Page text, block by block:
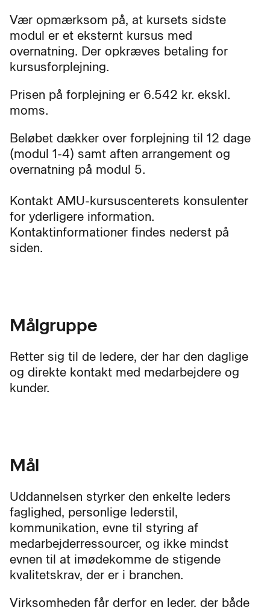
Vær opmærksom på, at kursets sidste
modul er et eksternt kursus med
overnatning. Der opkræves betaling for
kursusforplejning.
Prisen på forplejning er 6.542 kr. ekskl.
moms.
Beløbet dækker over forplejning til 12 dage
(modul 1-4) samt aften arrangement og
overnatning på modul 5.
Kontakt AMU-kursuscenterets konsulenter
for yderligere information.
Kontaktinformationer findes nederst på
siden.
Målgruppe
Retter sig til de ledere, der har den daglige
og direkte kontakt med medarbejdere og
kunder.
Mål
Uddannelsen styrker den enkelte leders
faglighed, personlige lederstil,
kommunikation, evne til styring af
medarbejderressourcer, og ikke mindst
evnen til at imødekomme de stigende
kvalitetskrav, der er i branchen.
Virksomheden får derfor en leder, der både